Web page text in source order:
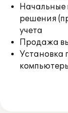
Начальные
решения
учета
Продажа
Установка